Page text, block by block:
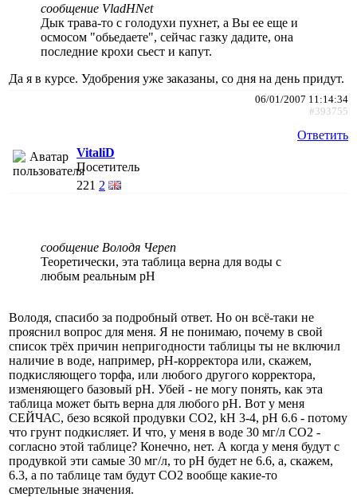
сообщение VladHNet
Дык трава-то с голодухи пухнет, а Вы ее еще и
осмосом "обьедаете", сейчас газку дадите, она
последние крохи сьест и капут.
Да я в курсе. Удобрения уже заказаны, со дня на день придут.
06/01/2007 11:14:34
#393755
Ответить
VitaliD
Посетитель
221 2
сообщение Володя Череп
Теоретически, эта таблица верна для воды с
любым реальным pH
Володя, спасибо за подробный ответ. Но он всё-таки не
прояснил вопрос для меня. Я не понимаю, почему в свой
список трёх причин непригодности таблицы ты не включил
наличие в воде, например, pH-корректора или, скажем,
подкисляющего торфа, или любого другого корректора,
изменяющего базовый pH. Убей - не могу понять, как эта
таблица может быть верна для любого pH. Вот у меня
СЕЙЧАС, безо всякой продувки CO2, kH 3-4, pH 6.6 - потому
что грунт подкисляет. И что, у меня в воде 30 мг/л СО2 -
согласно этой таблице? Конечно, нет. А когда у меня будут с
продувкой эти самые 30 мг/л, то pH будет не 6.6, а, скажем,
6.3, а по таблице там будут СО2 вообще какие-то
смертельные значения.